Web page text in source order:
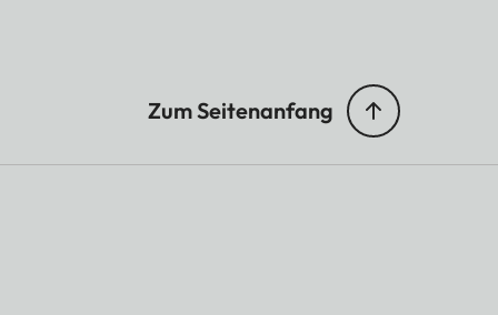
Zum Seitenanfang